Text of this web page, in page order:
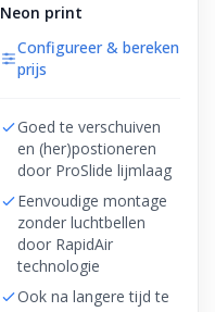
Neon print
Configureer & bereken
prijs
Goed te verschuiven
en (her)postioneren
door ProSlide lijmlaag
Eenvoudige montage
zonder luchtbellen
door RapidAir
technologie
Ook na langere tijd te